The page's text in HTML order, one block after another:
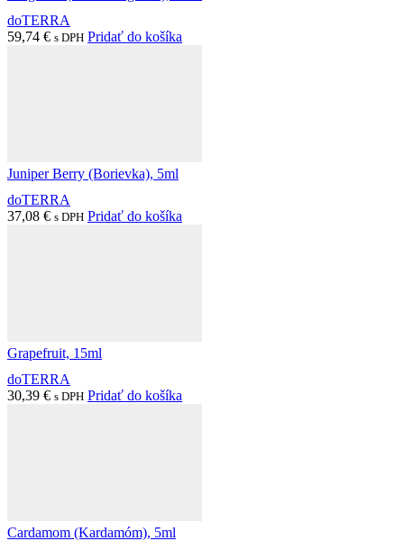
doTERRA
59,74 € s DPH Pridať do košíka
Juniper Berry (Borievka), 5ml
doTERRA
37,08 € s DPH Pridať do košíka
Grapefruit, 15ml
doTERRA
30,39 € s DPH Pridať do košíka
Cardamom (Kardamóm), 5ml